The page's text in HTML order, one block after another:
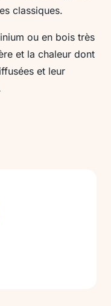
classiques.
ou en bois très
et la chaleur dont
et leur